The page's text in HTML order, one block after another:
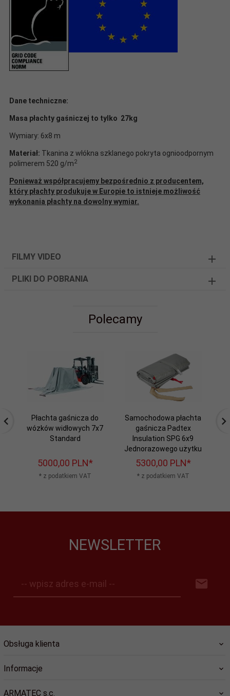
Dane techniczne:
Masa płachty gaśniczej to tylko 27kg
Wymiary: 6x8 m
Materiał: Tkanina z włókna szklanego pokryta ognioodpornym
polimerem 520 g/m2
Ponieważ współpracujemy bezpośrednio z producentem,
który płachty produkuje w Europie to istnieje możliwość
wykonania płachty na dowolny wymiar.
FILMY VIDEO
PLIKI DO POBRANIA
Polecamy
Płachta gaśnicza do
wózków widłowych 7x7
Standard
5000,00 PLN*
* z podatkiem VAT
Samochodowa płachta
gaśnicza Padtex
Insulation SPG 6x9
Jednorazowego użytku
5300,00 PLN*
* z podatkiem VAT
NEWSLETTER
-- wpisz adres e-mail --
Obsługa klienta
Informacje
ARMATEC s.c.